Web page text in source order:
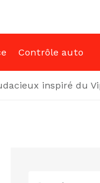
Contrôle auto
inspiré du